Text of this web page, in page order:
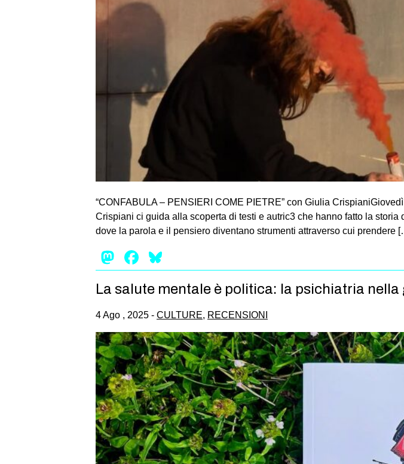
“CONFABULA – PENSIERI COME PIETRE” con Giulia
Crispiani ci guida alla scoperta di testi e autric3 che hanno fatto la
dove la parola e il pensiero diventano strumenti attraverso cui prendere
Mastodon
Facebook
La salute mentale è politica: la psichiatria
4 Ago , 2025 - CULTURE, RECENSIONI